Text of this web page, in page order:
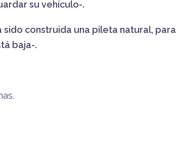
su vehículo-.
sido construida una pileta natural, para
baja-.